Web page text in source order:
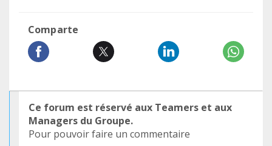
Comparte
Ce forum est réservé aux Teamers et aux
Managers du Groupe.
Pour pouvoir faire un commentaire